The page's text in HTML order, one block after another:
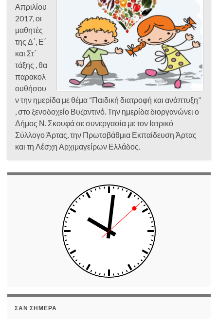
Απριλίου
2017, οι
μαθητές
της Δ΄, Ε΄
και Στ΄
τάξης , θα
παρακολ
ουθήσου
ν την ημερίδα με θέμα “Παιδική διατροφή και ανάπτυξη”
, στο ξενοδοχείο Βυζαντινό. Την ημερίδα διοργανώνει ο
Δήμος Ν. Σκουφά σε συνεργασία με τον Ιατρικό
Σύλλογο Άρτας, την Πρωτοβάθμια Εκπαίδευση Άρτας
και τη Λέσχη Αρχιμαγείρων Ελλάδος.
ΣΑΝ ΣΉΜΕΡΑ